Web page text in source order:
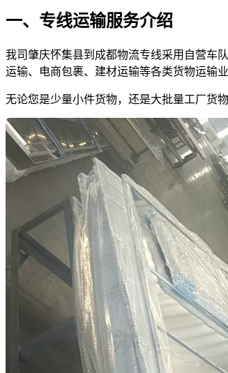
一、专线运输服务介绍
我司肇庆怀集县到成都物流专线采用自营车
运输、电商包裹、建材运输等各类货物运输业
无论您是少量小件货物，还是大批量工厂货